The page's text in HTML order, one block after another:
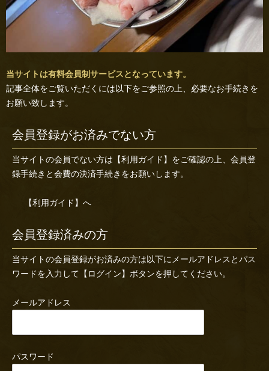
当サイトは有料会員制サービスとなっています。
記事全体をご覧いただくには以下をご参照の上、必要なお手続きを
お願い致します。
会員登録がお済みでない方
当サイトの会員でない方は 【利用ガイド】 をご確認の上、会員登
録手続きと会費の決済手続きをお願いします。
【利用ガイド】へ
会員登録済みの方
当サイトの会員登録がお済みの方は以下にメールアドレスとパス
ワードを入力して【ログイン】ボタンを押してください。
メールアドレス
パスワード